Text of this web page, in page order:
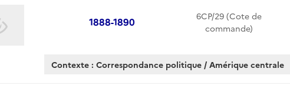
1888-1890
6CP/29 (Cote de
commande)
Contexte : Correspondance politique / Amérique centrale